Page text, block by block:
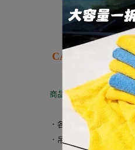
CARALL
商品介紹：
． 各式自然氣息的香味
． 吊掛式香片，可以吊